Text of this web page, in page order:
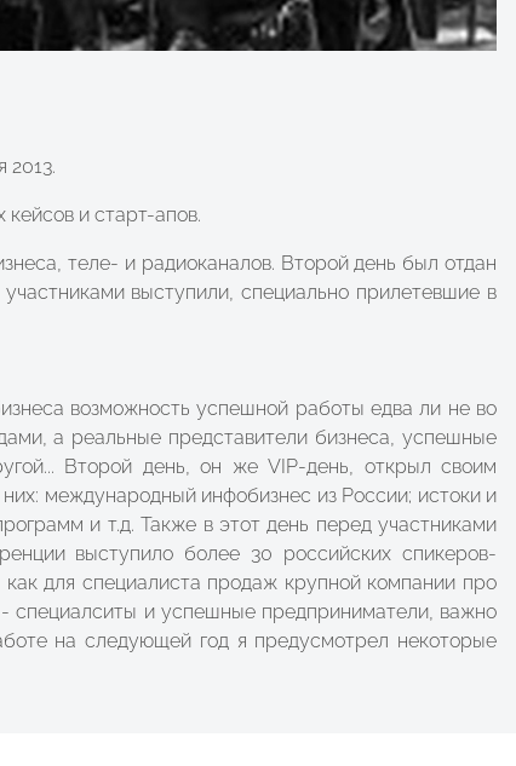
2013.
и старт-апов.
теле- и радиоканалов. Второй день был отдан
выступили, специально прилетевшие в
возможность успешной работы едва ли не во
а реальные представители бизнеса, успешные
Второй день, он же VIP-день, открыл своим
международный инфобизнес из России; истоки и
и т.д. Также в этот день перед участниками
выступило более 30 российских спикеров-
для специалиста продаж крупной компании про
специалситы и успешные предприниматели, важно
на следующей год я предусмотрел некоторые